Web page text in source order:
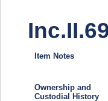
Item Notes
Ownership and
Custodial History